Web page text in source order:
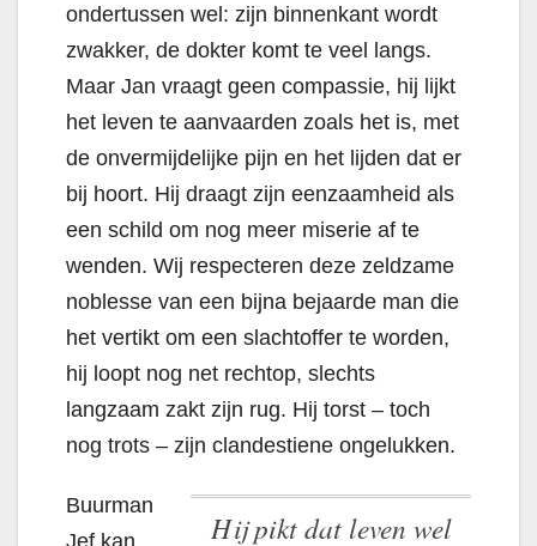
ondertussen wel: zijn binnenkant wordt
zwakker, de dokter komt te veel langs.
Maar Jan vraagt geen compassie, hij lijkt
het leven te aanvaarden zoals het is, met
de onvermijdelijke pijn en het lijden dat er
bij hoort. Hij draagt zijn eenzaamheid als
een schild om nog meer miserie af te
wenden. Wij respecteren deze zeldzame
noblesse van een bijna bejaarde man die
het vertikt om een slachtoffer te worden,
hij loopt nog net rechtop, slechts
langzaam zakt zijn rug. Hij torst – toch
nog trots – zijn clandestiene ongelukken.
hij pikt dat leven wel
Buurman
Jef kan